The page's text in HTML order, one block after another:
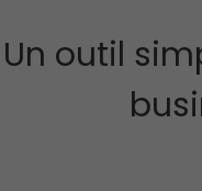
Un outil